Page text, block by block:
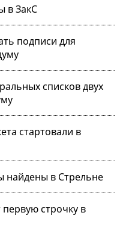
в ЗакС
подписи для
списков двух
стартовали в
найдены в Стрельне
строчку в